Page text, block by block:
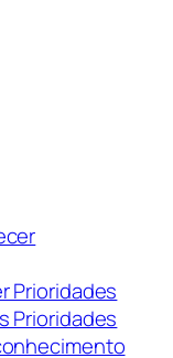
Prioridades
Prioridades